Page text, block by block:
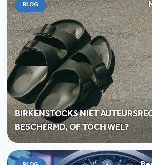
BLOG
BIRKENSTOCKS NIET
BESCHERMD, OF TOCH WEL?